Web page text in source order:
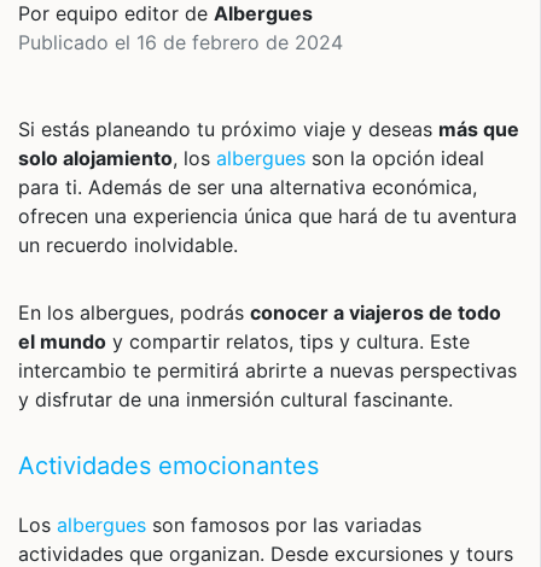
Por equipo editor de Albergues
Publicado el 16 de febrero de 2024
Si estás planeando tu próximo viaje y deseas más que
solo alojamiento, los albergues son la opción ideal
para ti. Además de ser una alternativa económica,
ofrecen una experiencia única que hará de tu aventura
un recuerdo inolvidable.
En los albergues, podrás conocer a viajeros de todo
el mundo y compartir relatos, tips y cultura. Este
intercambio te permitirá abrirte a nuevas perspectivas
y disfrutar de una inmersión cultural fascinante.
Actividades emocionantes
Los albergues son famosos por las variadas
actividades que organizan. Desde excursiones y tours